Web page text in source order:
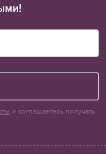
и соглашаетесь получать